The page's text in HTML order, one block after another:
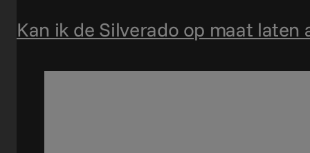
Kan ik de Silverado op maat laten